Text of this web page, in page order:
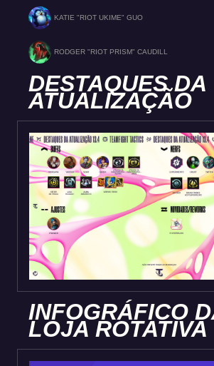
KATIE "RIOT UKIME" GUO
RODGER "RIOT PRISM" CAUDILL
DESTAQUES DA
ATUALIZAÇÃO
INFOGRÁFICO
LOJA ROTATIVA